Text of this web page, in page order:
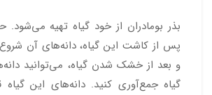
پس از کاشت این گیاه، دانه‌های آن
و بعد از خشک شدن گیاه، می‌توانید
گیاه جمع‌آوری کنید. دانه‌های این گیاه